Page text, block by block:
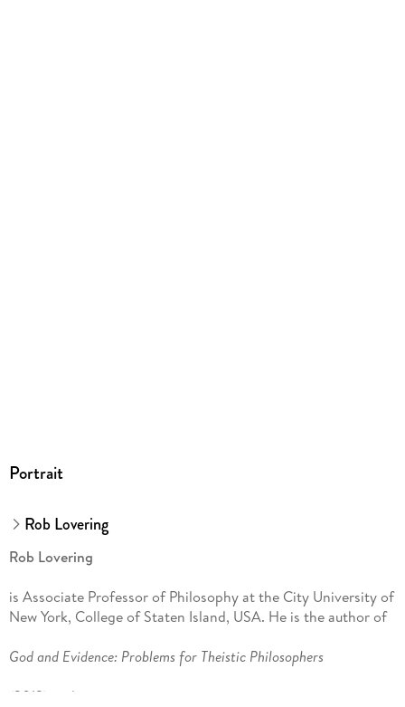
Portrait
Rob Lovering
Rob Lovering
is Associate Professor of Philosophy at the City University of
New York, College of Staten Island, USA. He is the author of
God and Evidence: Problems for Theistic Philosophers
(2013) and